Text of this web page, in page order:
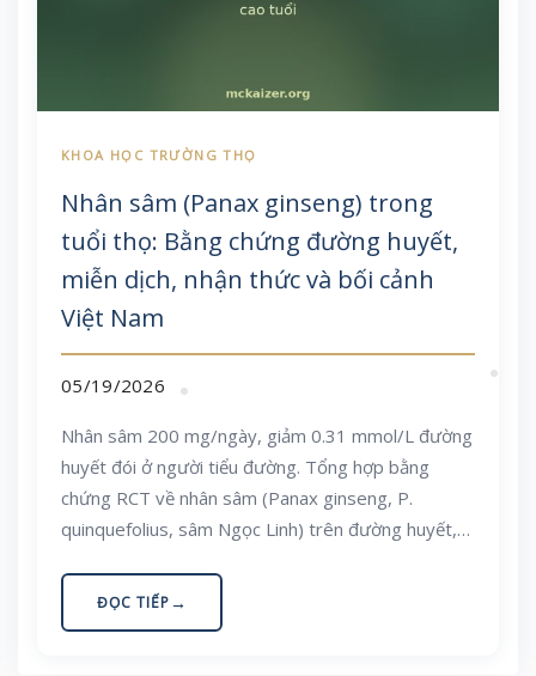
Nhân sâm (Panax ginseng) trong
tuổi thọ: Bằng chứng đường huyết,
miễn dịch, nhận thức và bối cảnh
Việt Nam
05/19/2026
Nhân sâm 200 mg/ngày, giảm 0.31 mmol/L đường
huyết đói ở người tiểu đường. Tổng hợp bằng
chứng RCT về nhân sâm (Panax ginseng, P.
quinquefolius, sâm Ngọc Linh) trên đường huyết,
dương, kèm an toàn và bối cảnh Việt Nam.
ĐỌC TIẾP